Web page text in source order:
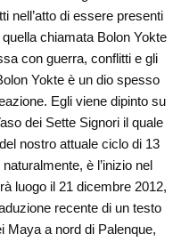
nell’atto di essere presenti
chiamata Bolon Yokte
con guerra, conflitti e gli
Yokte è un dio spesso
Egli viene dipinto su
dei Sette Signori il quale
nostro attuale ciclo di 13
è l’inizio nel
luogo il 21 dicembre 2012,
recente di un testo
Maya a nord di Palenque,